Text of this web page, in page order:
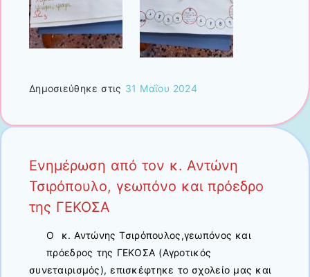
Δημοσιεύθηκε στις 31 Μαΐου 2024
Ενημέρωση από τον κ. Αντώνη
Τσιρόπουλο, γεωπόνο και πρόεδρο
της ΓΕΚΟΣΑ
Ο κ. Αντώνης Τσιρόπουλος,γεωπόνος και
πρόεδρος της ΓΕΚΟΣΑ (Αγροτικός
συνεταιρισμός), επισκέφτηκε το σχολείο μας και